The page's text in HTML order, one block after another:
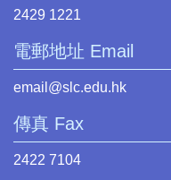
2429 1221
電郵地址 Email
email@slc.edu.hk
傳真 Fax
2422 7104